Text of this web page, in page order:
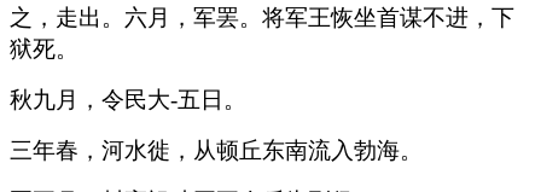
之，走出。六月，军罢。将军王恢坐首谋不进，下
狱死。
秋九月，令民大-五日。
三年春，河水徙，从顿丘东南流入勃海。